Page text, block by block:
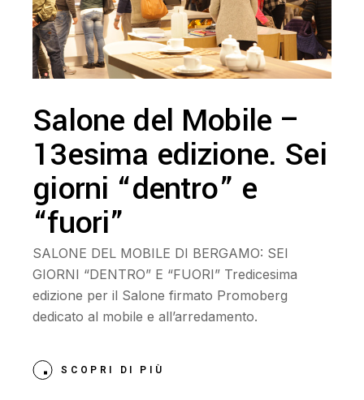
Salone del Mobile –
13esima edizione. Sei
giorni “dentro” e
“fuori”
SALONE DEL MOBILE DI BERGAMO: SEI
GIORNI “DENTRO” E “FUORI” Tredicesima
edizione per il Salone firmato Promoberg
dedicato al mobile e all’arredamento.
SCOPRI DI PIÙ